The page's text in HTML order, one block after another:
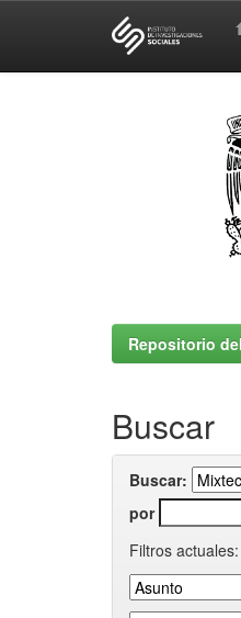
Repositorio
Buscar
Buscar:
por
Filtros actuales: